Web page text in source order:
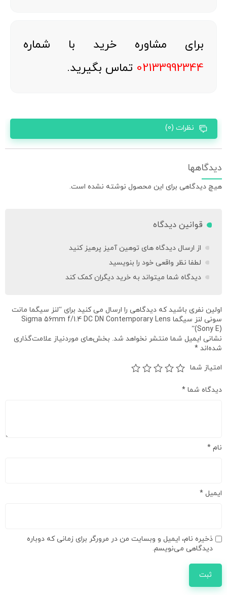
برای مشاوره خرید با شماره
02133992344 تماس بگیرید.
نظرات (0)
دیدگاهها
هیچ دیدگاهی برای این محصول نوشته نشده است.
قوانین دیدگاه
از ارسال دیدگاه های توهین آمیز پرهیز کنید
لطفا نظر واقعی خود را بنویسید
دیدگاه شما میتواند به خرید دیگران کمک کند
اولین نفری باشید که دیدگاهی را ارسال می کنید برای “لنز سیگما مانت
سونی لنز سیگما Sigma 56mm f/1.4 DC DN Contemporary Lens
(Sony E)”
نشانی ایمیل شما منتشر نخواهد شد. بخش‌های موردنیاز علامت‌گذاری
شده‌اند *
امتیاز شما
دیدگاه شما *
نام *
ایمیل *
ذخیره نام، ایمیل و وبسایت من در مرورگر برای زمانی که دوباره
دیدگاهی می‌نویسم.